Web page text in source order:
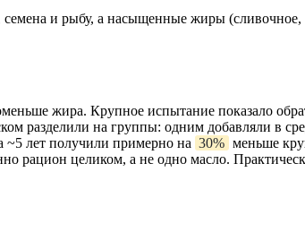
и рыбу, а насыщенные жиры
жира. Крупное испытание показало
разделили на группы: одним добавляли в
~5 лет получили примерно на 30% меньше
рацион целиком, а не одно масло.